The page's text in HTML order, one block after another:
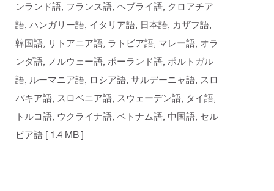
ンランド語, フランス語, ヘブライ語, クロアチア
語, ハンガリー語, イタリア語, 日本語, カザフ語,
韓国語, リトアニア語, ラトビア語, マレー語, オラ
ンダ語, ノルウェー語, ポーランド語, ポルトガル
語, ルーマニア語, ロシア語, サルデーニャ語, スロ
バキア語, スロベニア語, スウェーデン語, タイ語,
トルコ語, ウクライナ語, ベトナム語, 中国語, セル
ビア語 [ 1.4 MB ]